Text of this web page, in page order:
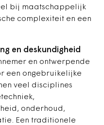
bij maatschappelijk
complexiteit en een
en deskundigheid
en ontwerpende
een ongebruikelijke
veel disciplines
onderhoud,
Een traditionele